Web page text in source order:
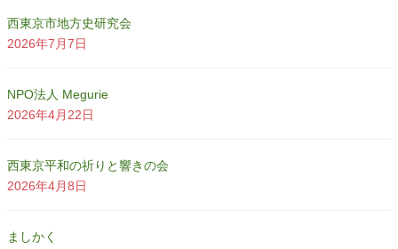
西東京市地方史研究会
2026年7月7日
NPO法人 Megurie
2026年4月22日
西東京平和の祈りと響きの会
2026年4月8日
ましかく